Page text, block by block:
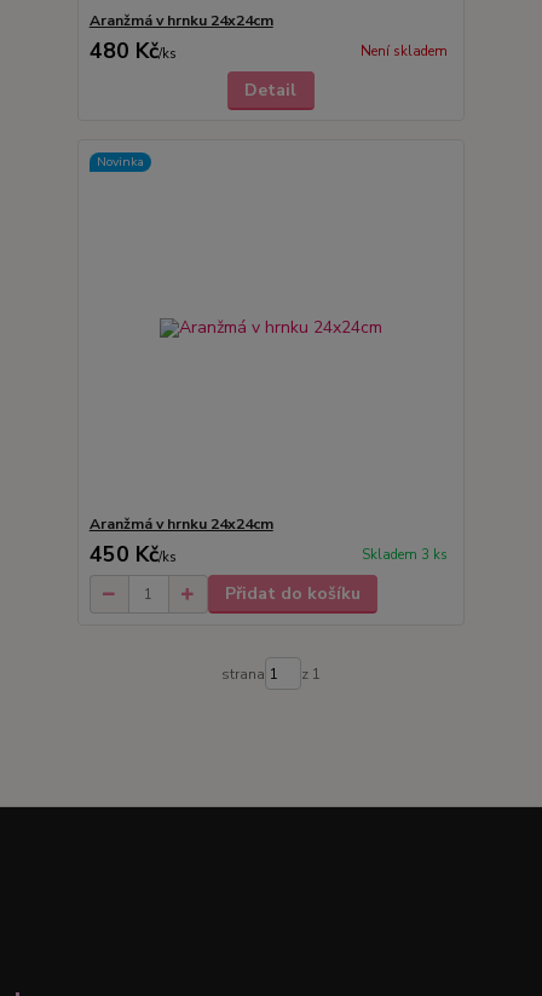
Aranžmá v hrnku 24x24cm
480 Kč/ks Není skladem
Detail
Novinka
Aranžmá v hrnku 24x24cm
450 Kč/ks Skladem 3 ks
Přidat do košíku
strana z 1